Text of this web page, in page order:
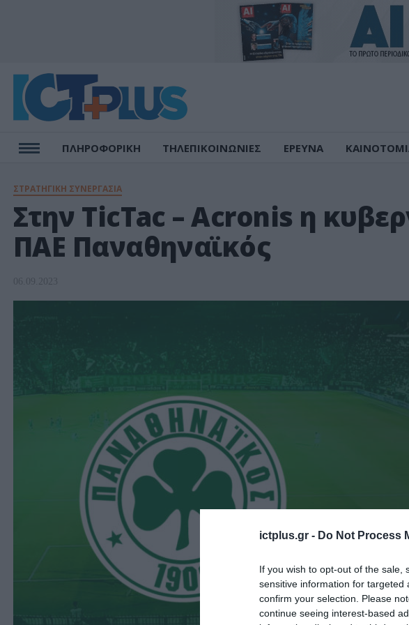
ictplus.gr - Do Not Process
If you wish to opt-out of the sale,
sensitive information for targeted
confirm your selection. Please
continue seeing interest-based
ΠΛΗΡΟΦΟΡΙΚΗ ΤΗΛΕΠΙΚΟΙΝΩΝΙΕΣ ΕΡΕΥΝΑ
ΣΤΡΑΤΗΓΙΚΗ ΣΥΝΕΡΓΑΣΙΑ
Στην TicTac – Acronis η
ΠΑΕ Παναθηναϊκός
06.09.2023